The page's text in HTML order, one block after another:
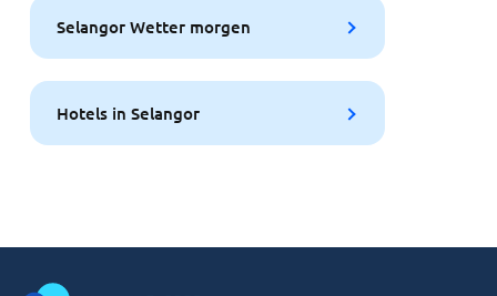
Selangor Wetter morgen
Hotels in Selangor